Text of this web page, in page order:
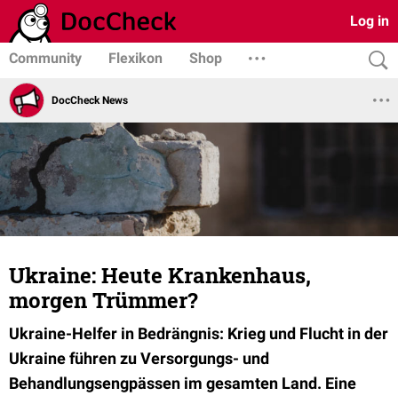
Log in
Community Flexikon Shop
DocCheck News
Ukraine: Heute Krankenhaus,
morgen Trümmer?
Ukraine-Helfer in Bedrängnis: Krieg und Flucht in der
Ukraine führen zu Versorgungs- und
Behandlungsengpässen im gesamten Land. Eine